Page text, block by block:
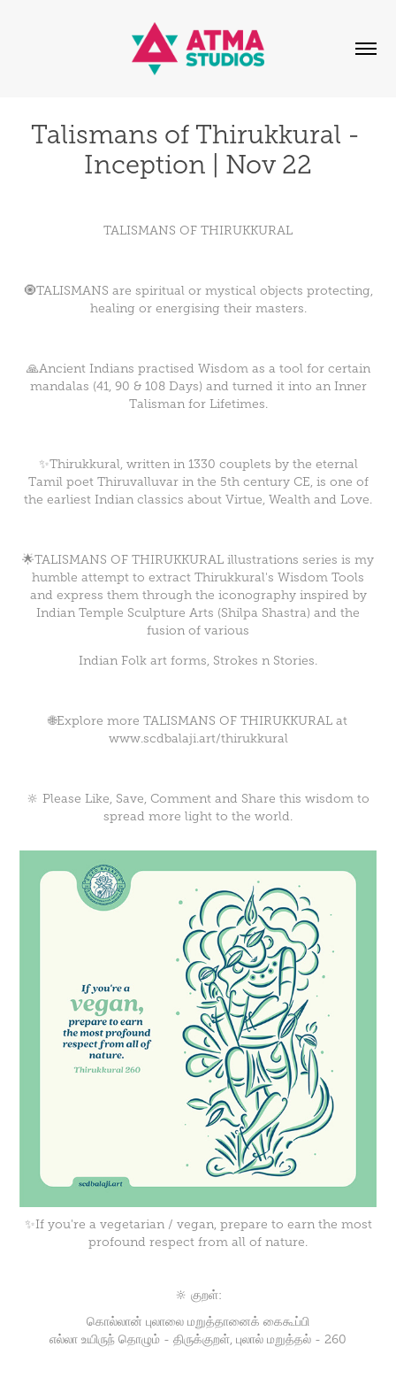
Talismans of Thirukkural -
Inception | Nov 22
TALISMANS OF THIRUKKURAL
🧿TALISMANS are spiritual or mystical objects protecting,
healing or energising their masters.
🙏Ancient Indians practised Wisdom as a tool for certain
mandalas (41, 90 & 108 Days) and turned it into an Inner
Talisman for Lifetimes.
✨Thirukkural, written in 1330 couplets by the eternal
Tamil poet Thiruvalluvar in the 5th century CE, is one of
the earliest Indian classics about Virtue, Wealth and Love.
🌟TALISMANS OF THIRUKKURAL illustrations series is my
humble attempt to extract Thirukkural's Wisdom Tools
and express them through the iconography inspired by
Indian Temple Sculpture Arts (Shilpa Shastra) and the
fusion of various
Indian Folk art forms, Strokes n Stories.
🌐Explore more TALISMANS OF THIRUKKURAL at
www.scdbalaji.art/thirukkural
🔆 Please Like, Save, Comment and Share this wisdom to
spread more light to the world.
✨If you're a vegetarian / vegan, prepare to earn the most
profound respect from all of nature.
🔆 குறள்:
கொல்லான் புலாலை மறுத்தானைக் கைகூப்பி
எல்லா உயிருந் தொழும் - திருக்குறள், புலால் மறுத்தல் - 260